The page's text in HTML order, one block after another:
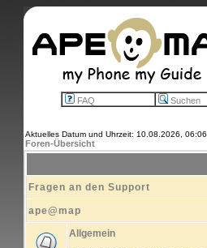
FAQ Suchen
Aktuelles Datum und Uhrzeit: 10.08.2026, 06:06
Foren-Übersicht
Fragen an den Support
ape@map
Allgemein